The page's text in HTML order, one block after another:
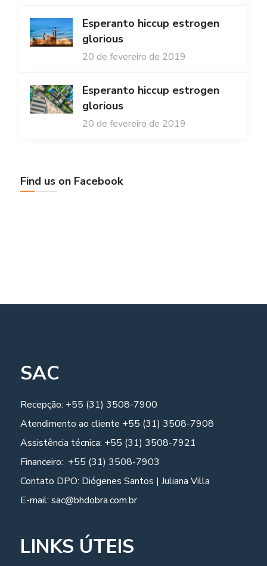
Esperanto hiccup estrogen
glorious
20 de fevereiro de 2019
Esperanto hiccup estrogen
glorious
20 de fevereiro de 2019
Find us on Facebook
SAC
Recepção: +55 (31) 3508-7900
Atendimento ao cliente +55 (31) 3508-7908
Assistência técnica: +55 (31) 3508-7921
Financeiro: +55 (31) 3508-7903
Contato DPO: Diógenes Santos | Juliana Villa
E-mail: sac@bhdobra.com.br
LINKS ÚTEIS